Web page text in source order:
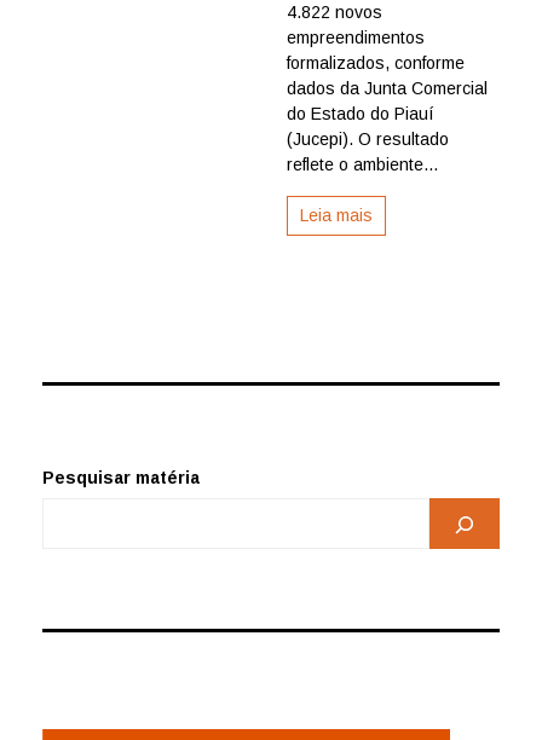
empresas
e
consolida
ambiente
favorável
aos
4.822 novos
empreendimentos
formalizados, conforme
dados da Junta Comercial
do Estado do Piauí
(Jucepi). O resultado
reflete o ambiente...
Leia mais
Pesquisar matéria